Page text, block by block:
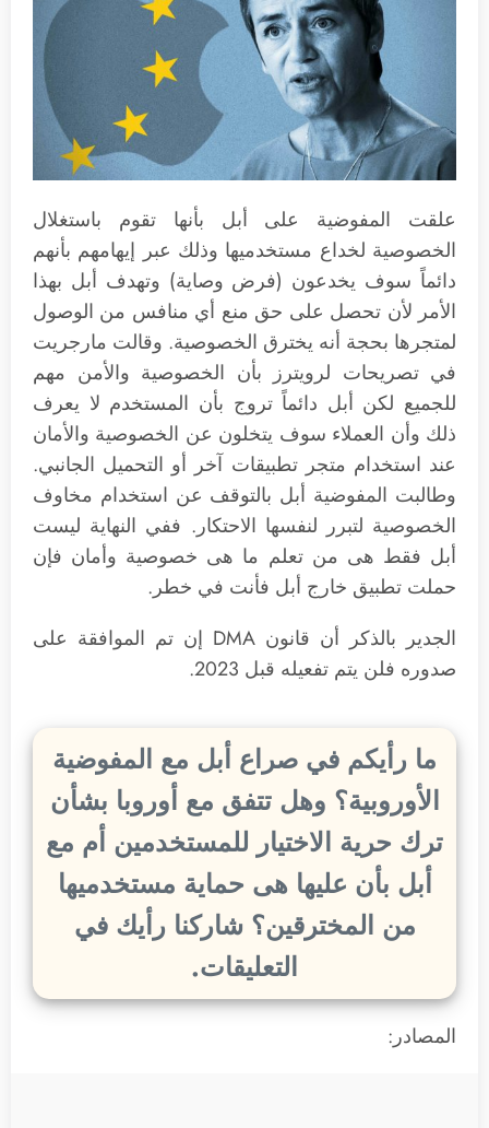
علقت المفوضية على أبل بأنها تقوم باستغلال
الخصوصية لخداع مستخدميها وذلك عبر إيهامهم بأنهم
دائماً سوف يخدعون (فرض وصاية) وتهدف أبل بهذا
الأمر لأن تحصل على حق منع أي منافس من الوصول
لمتجرها بحجة أنه يخترق الخصوصية. وقالت مارجريت
في تصريحات لرويترز بأن الخصوصية والأمن مهم
للجميع لكن أبل دائماً تروج بأن المستخدم لا يعرف
ذلك وأن العملاء سوف يتخلون عن الخصوصية والأمان
عند استخدام متجر تطبيقات آخر أو التحميل الجانبي.
وطالبت المفوضية أبل بالتوقف عن استخدام مخاوف
الخصوصية لتبرر لنفسها الاحتكار. ففي النهاية ليست
أبل فقط هى من تعلم ما هى خصوصية وأمان فإن
حملت تطبيق خارج أبل فأنت في خطر.
الجدير بالذكر أن قانون DMA إن تم الموافقة على
صدوره فلن يتم تفعيله قبل 2023.
ما رأيكم في صراع أبل مع المفوضية
الأوروبية؟ وهل تتفق مع أوروبا بشأن
ترك حرية الاختيار للمستخدمين أم مع
أبل بأن عليها هى حماية مستخدميها
من المخترقين؟ شاركنا رأيك في
التعليقات.
المصادر: